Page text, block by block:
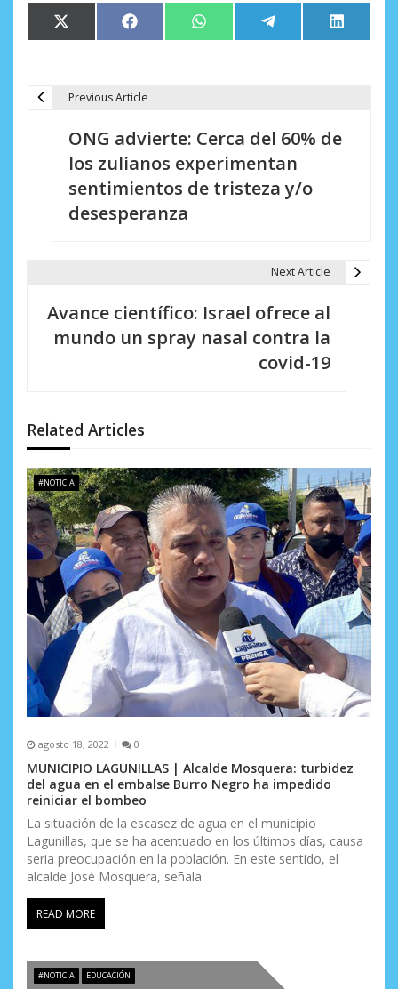
Compartir
en
X
(Twitter)
Compartir
en
Facebook Compartir
en
WhatsApp Compartir
en
Telegram
en
LinkedIn
d
e
e
n
t
r
a
d
a
s
Previous Article
ONG advierte: Cerca del 60% de
los zulianos experimentan
sentimientos de tristeza y/o
desesperanza
Next Article
Avance científico: Israel ofrece al
mundo un spray nasal contra la
covid-19
Related Articles
#NOTICIA
agosto 18, 2022 0
MUNICIPIO LAGUNILLAS | Alcalde Mosquera: turbidez
del agua en el embalse Burro Negro ha impedido
reiniciar el bombeo
La situación de la escasez de agua en el municipio
Lagunillas, que se ha acentuado en los últimos días, causa
seria preocupación en la población. En este sentido, el
alcalde José Mosquera, señala
READ MORE
#NOTICIA EDUCACIÓN